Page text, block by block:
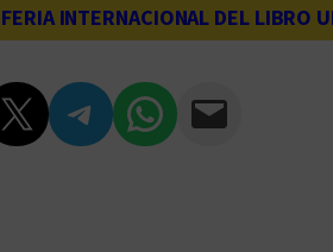
FERIA INTERNACIONAL DEL LIBRO
Compartir en Twitter Compartir en Telegram Compartir en WhatsApp Compartir vía Email